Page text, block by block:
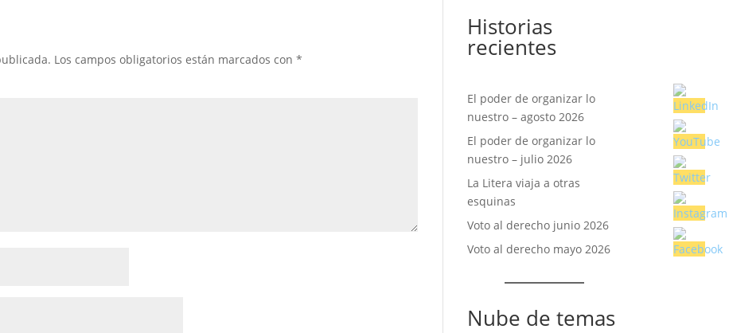
Los campos obligatorios están marcados con*
Historias
recientes
El poder de organizar lo
nuestro – agosto 2026
El poder de organizar lo
nuestro – julio 2026
La Litera viaja a otras
esquinas
Voto al derecho junio 2026
Voto al derecho mayo 2026
Nube de temas